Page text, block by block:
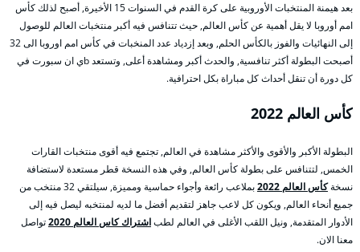
بعد هيمنة المنتخبات الأوروبية على كرة القدم في السنوات 15 الأخيرة, أصبح لذلك كأس
امم أوروبا لا يقل أهمية عن كأس العالم, حيث تتنافس فيه أكبر منتخبات العالم للوصول
إلى النهائيات والفوز بالكأس الحلم, وبعد إزدياد عدد المنخبات في كأس امم اوروبا الى 32
أصبحت البطولة أكثر تنافسية, والحدث أكبر ومشاهدة أعلى, وتستعد bي ان سبورت في
كل دورة أن تنقل أحداث كل مباراة بكل احترافية.
كأس العالم 2022
البطولة الأكبر والأقوى والأكثر مشاهدة في العالم, تجتمع فيه أقوى منتخبات القارات
الخمس, لتتنافس على بطولة كأس العالم, وفي هذه النسخة قطر مستعدة لاستضافة
نسخةكأس العالم 2022
بملاعب رائعة وأجواء حماسية ومميزة, سيلتقي 32 منتخب من
جميع أنحاء العالم, ويكون كل لاعب جاهز لتقديم أفضل ما لديه لمنتخبه ليصل فيه إلى
الأدوار المتقدمة, ونيل اللقب الأغلى في العالم لطباشتراك كاس العالم 2020
تواصل
معنا الان.